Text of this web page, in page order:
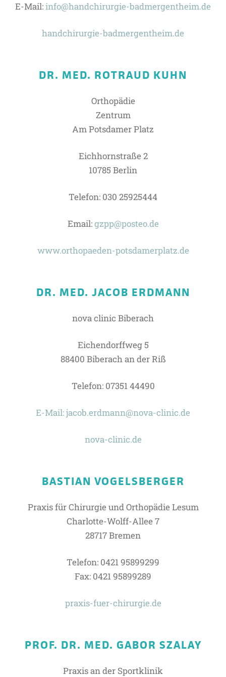
E-Mail:info@handchirurgie-badmergentheim.de
handchirurgie-badmergentheim.de
DR. MED. ROTRAUD KUHN
Orthopädie
Zentrum
Am Potsdamer Platz
Eichhornstraße 2
10785 Berlin
Telefon: 030 25925444
Email:gzpp@posteo.de
www.orthopaeden-potsdamerplatz.de
DR. MED. JACOB ERDMANN
nova clinic Biberach
Eichendorffweg 5
88400 Biberach an der Riß
Telefon: 07351 44490
E-Mail: jacob.erdmann@nova-clinic.de
nova-clinic.de
BASTIAN VOGELSBERGER
Praxis für Chirurgie und Orthopädie Lesum
Charlotte-Wolff-Allee 7
28717 Bremen
Telefon: 0421 95899299
Fax: 0421 95899289
praxis-fuer-chirurgie.de
PROF. DR. MED. GABOR SZALAY
Praxis an der Sportklinik